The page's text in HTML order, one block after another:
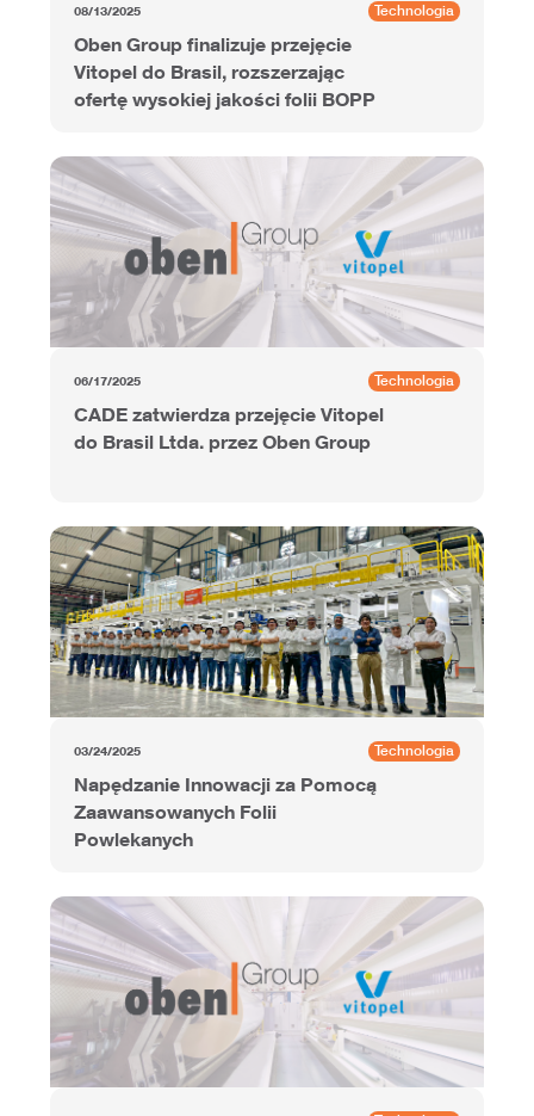
08/13/2025 Technologia
Oben Group finalizuje przejęcie
Vitopel do Brasil, rozszerzając
ofertę wysokiej jakości folii BOPP
06/17/2025 Technologia
CADE zatwierdza przejęcie Vitopel
do Brasil Ltda. przez Oben Group
03/24/2025 Technologia
Napędzanie Innowacji za Pomocą
Zaawansowanych Folii
Powlekanych